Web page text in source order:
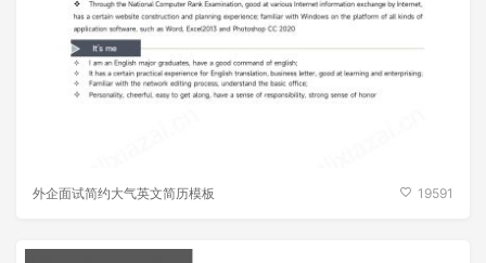
外企面试简约大气英文简历模板 19591